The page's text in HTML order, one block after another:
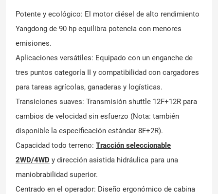
Potente y ecológico: El motor diésel de alto rendimiento
Yangdong de 90 hp equilibra potencia con menores
emisiones.
Aplicaciones versátiles: Equipado con un enganche de
tres puntos categoría II y compatibilidad con cargadores
para tareas agrícolas, ganaderas y logísticas.
Transiciones suaves: Transmisión shuttle 12F+12R para
cambios de velocidad sin esfuerzo (Nota: también
disponible la especificación estándar 8F+2R).
Capacidad todo terreno: Tracción seleccionable
2WD/4WD y dirección asistida hidráulica para una
maniobrabilidad superior.
Centrado en el operador: Diseño ergonómico de cabina